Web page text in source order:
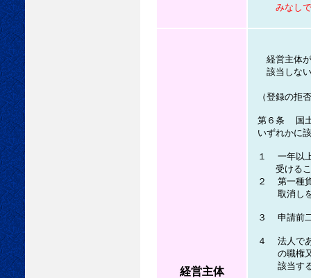
みなしでの
経営主体
経営主体が
該当しない
（登録の拒
第６条 国土
いずれかに
１ 一年以上
受けること
２ 第一種貨
取消しを受
３ 申請前二
４ 法人であ
の職権又は
該当する